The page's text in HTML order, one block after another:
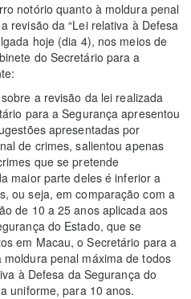
notório quanto à moldura penal
revisão da “Lei relativa à Defesa
hoje (dia 4), nos meios de
do Secretário para a
a revisão da lei realizada
para a Segurança apresentou
apresentadas por
de crimes, salientou apenas
que se pretende
maior parte deles é inferior a
ou seja, em comparação com a
de 10 a 25 anos aplicada aos
do Estado, que se
em Macau, o Secretário para a
penal máxima de todos
à Defesa da Segurança do
uniforme, para 10 anos.